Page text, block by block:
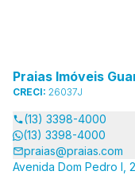
Praias Imóveis
CRECI: 26037J
(13) 3398-4000
(13) 3398-4000
praias@praias.com
Avenida Dom Pedro I,